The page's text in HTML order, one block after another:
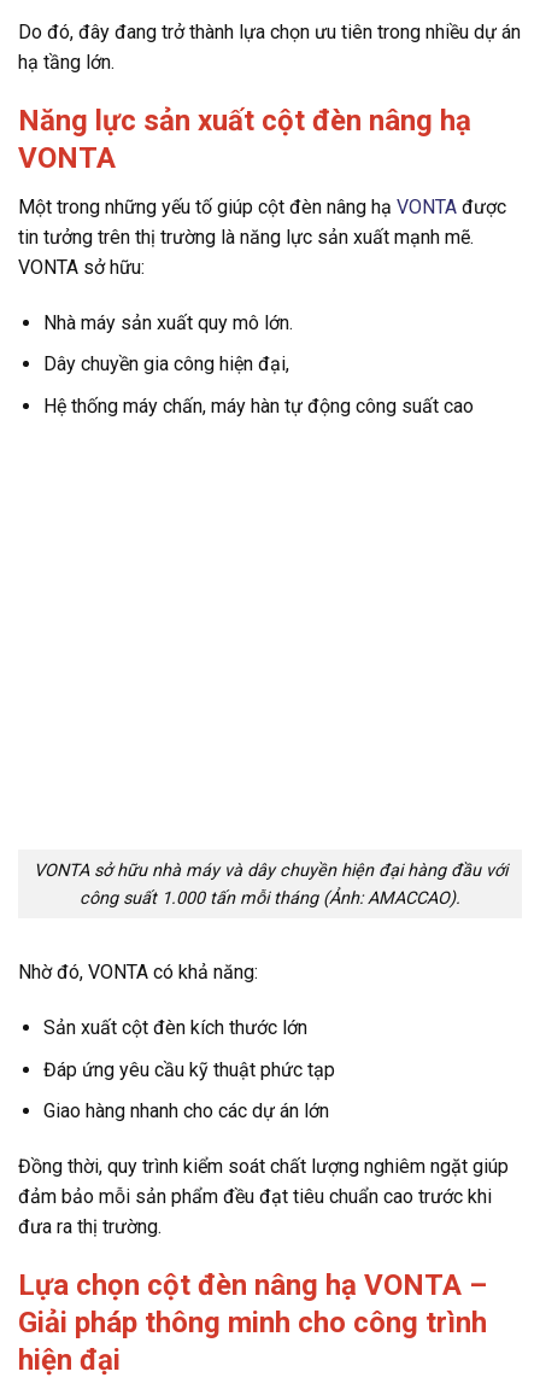
Do đó, đây đang trở thành lựa chọn ưu tiên trong nhiều dự án
hạ tầng lớn.
Năng lực sản xuất cột đèn nâng hạ
VONTA
Một trong những yếu tố giúp cột đèn nâng hạ VONTA được
tin tưởng trên thị trường là năng lực sản xuất mạnh mẽ.
VONTA sở hữu:
Nhà máy sản xuất quy mô lớn.
Dây chuyền gia công hiện đại,
Hệ thống máy chấn, máy hàn tự động công suất cao
VONTA sở hữu nhà máy và dây chuyền hiện đại hàng đầu với
công suất 1.000 tấn mỗi tháng (Ảnh: AMACCAO).
Nhờ đó, VONTA có khả năng:
Sản xuất cột đèn kích thước lớn
Đáp ứng yêu cầu kỹ thuật phức tạp
Giao hàng nhanh cho các dự án lớn
Đồng thời, quy trình kiểm soát chất lượng nghiêm ngặt giúp
đảm bảo mỗi sản phẩm đều đạt tiêu chuẩn cao trước khi
đưa ra thị trường.
Lựa chọn cột đèn nâng hạ VONTA –
Giải pháp thông minh cho công trình
hiện đại